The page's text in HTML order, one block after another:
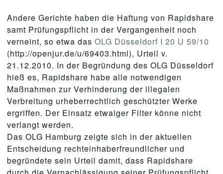
Andere Gerichte haben die Haftung von Rapidshare
samt Prüfungspflicht in der Vergangenheit noch
verneint, so etwa das OLG Düsseldorf I 20 U 59/10
(http://openjur.de/u/69403.html), Urteil v.
21.12.2010. In der Begründung des OLG Düsseldorf
hieß es, Rapidshare habe alle notwendigen
Maßnahmen zur Verhinderung der illegalen
Verbreitung urheberrechtlich geschützter Werke
ergriffen. Der Einsatz etwaiger Filter könne nicht
verlangt werden.
Das OLG Hamburg zeigte sich in der aktuellen
Entscheidung rechteinhaberfreundlicher und
begründete sein Urteil damit, dass Rapidshare